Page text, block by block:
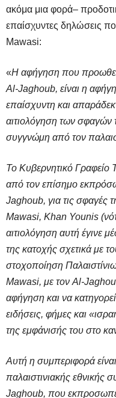
ακόμα μια φορά–
επαίσχυντες δηλώσεις
Mawasi:
«Η αφήγηση που
Al-Jaghoub, είναι η
επαίσχυντη και
αιτιολόγηση των σφαγών
συγγνώμη από τον
Το Κυβερνητικό Γραφείο
από τον επίσημο
Jaghoub, για τις σφαγές
Mawasi, Khan Younis
αιτιολόγηση αυτή έγινε
της κατοχής σχετικά με
στοχοποίηση
Mawasi, με τον Al-
αφήγηση και να
ειδήσεις, φήμες και
της εμφάνισής του στο
Αυτή η συμπεριφορά
παλαιστινιακής εθνικής
Jaghoub, που